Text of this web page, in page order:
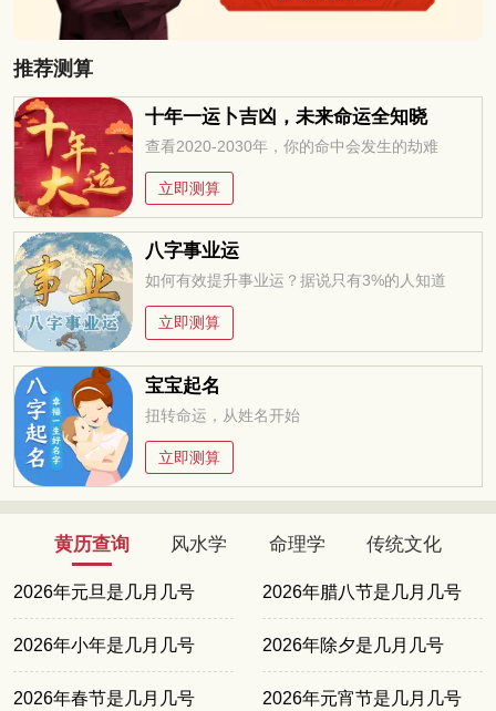
推荐测算
十年一运卜吉凶，未来命运全知晓
查看2020-2030年，你的命中会发生的劫难
立即测算
八字事业运
如何有效提升事业运？据说只有3%的人知道
立即测算
宝宝起名
扭转命运，从姓名开始
立即测算
黄历查询 风水学 命理学 传统文化
2026年元旦是几月几号 2026年腊八节是几月几号
2026年小年是几月几号 2026年除夕是几月几号
2026年春节是几月几号 2026年元宵节是几月几号